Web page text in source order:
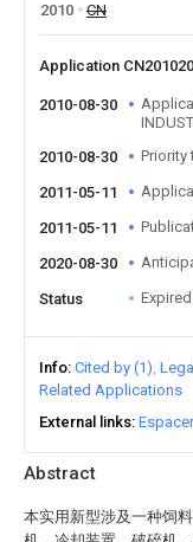
Abstract
本实用新型涉及一种饲
2010
CN
Application
2010-08-30
2010-08-30
Priority
2011-05-11
2011-05-11
2020-08-30
Status
Info Cited by (1)
Related Applications
External links